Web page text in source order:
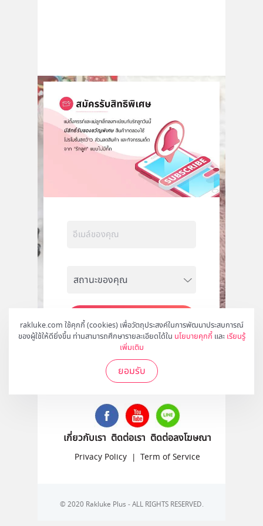
rakluke.com ใช้คุกกี้ (cookies) เพื่อวัตถุประสงค์ในการพัฒนาประสบการณ์
ของผู้ใช้ให้ดียิ่งขึ้น ท่านสามารถศึกษารายละเอียดได้ใน นโยบายคุกกี้ และ เรียนรู้
เพิ่มเติม
ยอมรับ
สมัคร
ติดตามเราได้ที่
เกี่ยวกับเรา ติดต่อเรา ติดต่อลงโฆษณา
Privacy Policy | Term of Service
© 2020 Rakluke Plus - ALL RIGHTS RESERVED.